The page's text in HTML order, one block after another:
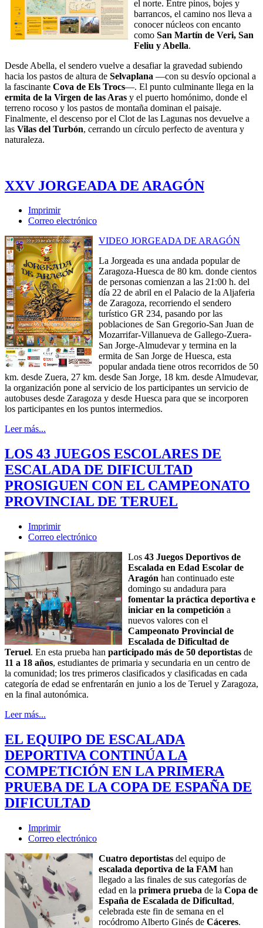
el norte. Entre pinos, bojes y
barrancos, el camino nos lleva a
conocer núcleos con encanto
como San Martín de Veri, San
Feliu y Abella.
Desde Abella, el sendero vuelve a desafiar la gravedad subiendo
hacia los pastos de altura de Selvaplana —con su desvío opcional a
la fascinante Cova de Els Trocs—. El punto culminante llega en la
ermita de la Virgen de las Aras y el puerto homónimo, donde el
terreno rocoso y los pastos de montaña dominan el paisaje.
Finalmente, el descenso por el Clot de las Lagunas nos devuelve a
las Vilas del Turbón, cerrando un círculo perfecto de aventura y
naturaleza.
XXV JORGEADA DE ARAGÓN
Imprimir
Correo electrónico
VIDEO JORGEADA DE ARAGÓN
La Jorgeada es una andada popular de
Zaragoza-Huesca de 80 km. donde cientos
de personas comienzan a las 21:00 h. del
día 22 de abril en el Palacio de la Aljaferia
de Zaragoza, recorriendo el sendero
turístico GR 234, pasando por las
poblaciones de San Gregorio-San Juan de
Mozarrifar-Villanueva de Gallego-Zuera-
San Jorge-Almudevar y termina en la
ermita de San Jorge de Huesca, esta
popular andada tiene otros recorridos de 50
km. desde Zuera, 27 km. desde San Jorge, 18 km. desde Almudevar,
la organización pone al servicio de los participantes un servicio de
autobuses desde Zaragoza y desde Huesca para que se incorporen
los participantes en los puntos intermedios.
Leer más...
LOS 43 JUEGOS ESCOLARES DE
ESCALADA DE DIFICULTAD
PROSIGUEN CON EL CAMPEONATO
PROVINCIAL DE TERUEL
Imprimir
Correo electrónico
Los 43 Juegos Deportivos de
Escalada en Edad Escolar de
Aragón han continuado este
domingo su andadura para
fomentar la práctica deportiva e
iniciar en la competición a
nuevos valores con el
Campeonato Provincial de
Escalada de Dificultad de
Teruel. En esta prueba han participado más de 50 deportistas de
11 a 18 años, estudiantes de primaria y secundaria en un centro de
la comunidad; los tres primeros clasificados y clasificadas en cada
categoría de edad se enfrentarán en junio a los de Teruel y Zaragoza,
en la final autonómica.
Leer más...
EL EQUIPO DE ESCALADA
DEPORTIVA CONTINÚA LA
COMPETICIÓN EN LA PRIMERA
PRUEBA DE LA COPA DE ESPAÑA DE
DIFICULTAD
Imprimir
Correo electrónico
Cuatro deportistas del equipo de
escalada deportiva de la FAM han
llegado a las finales de sus categorías de
edad en la primera prueba de la Copa de
España de Escalada de Dificultad,
celebrada este fin de semana en el
rocódromo Alberto Ginés de Cáceres.